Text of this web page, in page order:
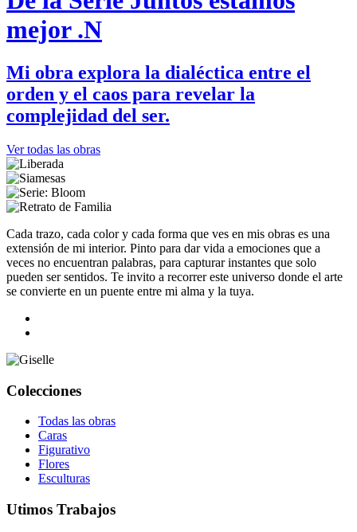
mejor .N
Mi obra explora la dialéctica entre el
orden y el caos para revelar la
complejidad del ser.
Ver todas las obras
Cada trazo, cada color y cada forma que ves en mis obras es una
extensión de mi interior. Pinto para dar vida a emociones que a
veces no encuentran palabras, para capturar instantes que solo
pueden ser sentidos. Te invito a recorrer este universo donde el arte
se convierte en un puente entre mi alma y la tuya.
Colecciones
Todas las obras
Caras
Figurativo
Flores
Esculturas
Utimos Trabajos